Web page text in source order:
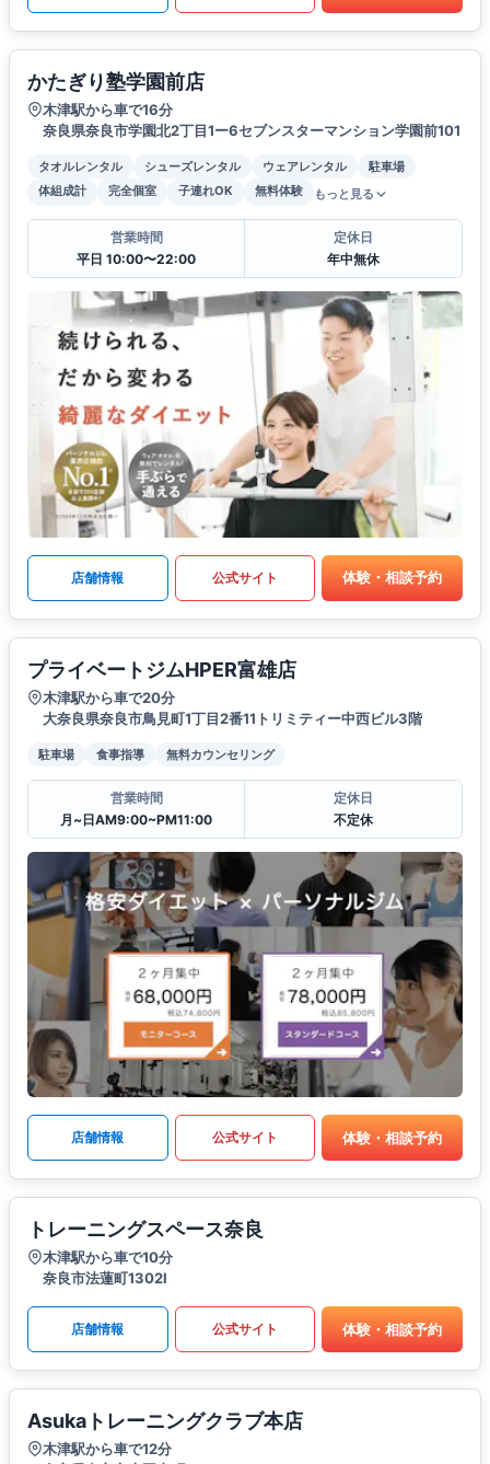
かたぎり塾学園前店
木津駅から車で16分
奈良県奈良市学園北2丁目1ー6セブンスターマンション学園前101
タオルレンタル シューズレンタル ウェアレンタル
駐車場
体組成計
完全個室 子連れOK 無料体験 もっと見る
営業時間
平日 10:00〜22:00
定休日
年中無休
店舗情報 公式サイト 体験・相談予約
プライベートジムHPER富雄店
木津駅から車で20分
大奈良県奈良市鳥見町1丁目2番11トリミティー中西ビル3階
駐車場 食事指導 無料カウンセリング
営業時間
月~日AM9:00~PM11:00
定休日
不定休
店舗情報 公式サイト 体験・相談予約
トレーニングスペース奈良
木津駅から車で10分
奈良市法蓮町1302Ⅰ
店舗情報 公式サイト 体験・相談予約
Asukaトレーニングクラブ本店
木津駅から車で12分